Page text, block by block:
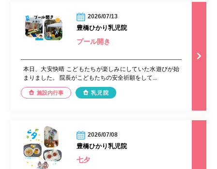
2026/07/13
豊橋ひかり乳児院
プール開き
本日、大安快晴 こどもたちが楽しみにしていた水遊びが始
まりました。 院長がこどもたちの安全祈願をして...
施設内行事 乳児院
2026/07/08
豊橋ひかり乳児院
七夕